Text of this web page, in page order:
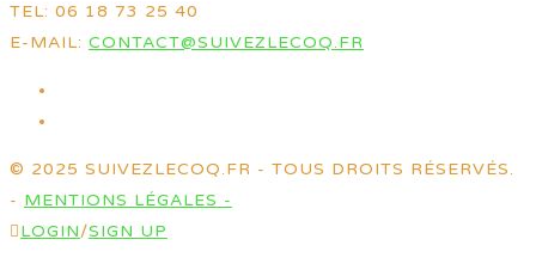
TEL: 06 18 73 25 40
E-MAIL: CONTACT@SUIVEZLECOQ.FR
© 2025 SUIVEZLECOQ.FR - TOUS DROITS RÉSERVÉS.
- MENTIONS LÉGALES -
LOGIN/SIGN UP